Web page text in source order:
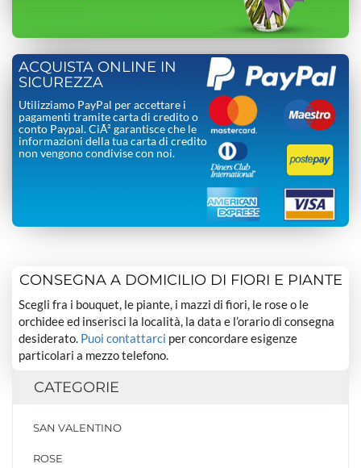
ACQUISTA ONLINE IN
SICUREZZA
Utilizziamo PayPal per accettare i
pagamenti tramite carta di credito o
conto Paypal. CiÃ² garantisce che le
informazioni della tua carta di credito
non vengono condivise con noi.
CONSEGNA A DOMICILIO DI FIORI E PIANTE
Scegli fra i bouquet, le piante, i mazzi di fiori, le rose o le
orchidee ed inserisci la località, la data e l’orario di consegna
desiderato. Puoi contattarci per concordare esigenze
particolari a mezzo telefono.
CATEGORIE
SAN VALENTINO
ROSE